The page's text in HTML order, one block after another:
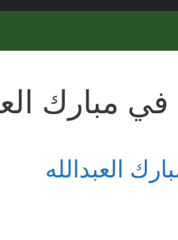
مبارك
العبدالله